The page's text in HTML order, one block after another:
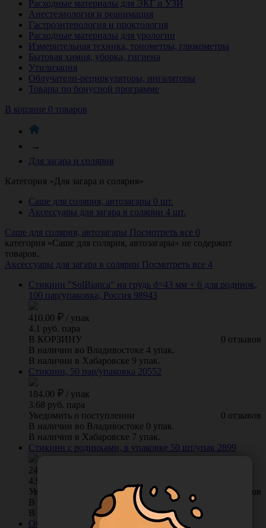
Расходные материалы для ЭКГ и УЗИ
Анестезиология и реанимация
Гастроэнтерология и проктология
Расходные материалы для урологии
Измерительная техника, тонометры, глюкометры
Бытовая химия, уборка, гигиена
Утилизация
Облучатели-рециркуляторы, ингаляторы
Товары по бонусной программе
В корзине 0 товаров
→
Для загара и солярия
Категория «Для загара и солярия»
Саше для солярия, автозагары 0 шт.
Аксессуары для загара в солярии 4 шт.
Саше для солярия, автозагары Посмотреть все 0
категория «Саше для солярия, автозагары» не содержит
товаров.
Аксессуары для загара в солярии Посмотреть все 4
Стикини "SolBianca" на грудь d=43 мм + 6 для родинок,
100 пар/упаковка, Россия 98943
410.00 / упак
4.1 руб. пара
0 отзывов
В КОРЗИНУ
В наличии во Владивостоке 4 упак.
В наличии в Хабаровске 9 упак.
Стикини, 50 пар/упаковка 20552
184.00 / упак
3.68 руб. пара
0 отзывов
Уведомить о поступлении
В наличии во Владивостоке 0 упак.
В наличии в Хабаровске 7 упак.
Стикини с родинками, в упаковке 50 шт/упак 2899
247.00
4.94 руб. шт
0 отзывов
Уведомить о поступлении
В наличии во Владивостоке 0 упак.
В наличии в Хабаровске 12 упак.
Очки для загара в солярии на резинке, Россия 065190